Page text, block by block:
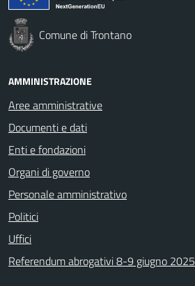
Comune di Trontano
AMMINISTRAZIONE
Aree amministrative
Documenti e dati
Enti e fondazioni
Organi di governo
Personale amministrativo
Politici
Uffici
Referendum abrogativi 8-9 giugno 2025